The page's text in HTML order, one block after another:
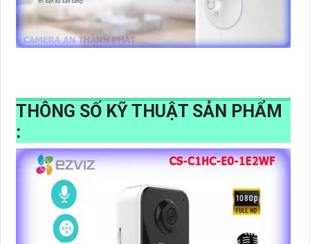
THÔNG SỐ KỸ THUẬT SẢN PHẨM
: